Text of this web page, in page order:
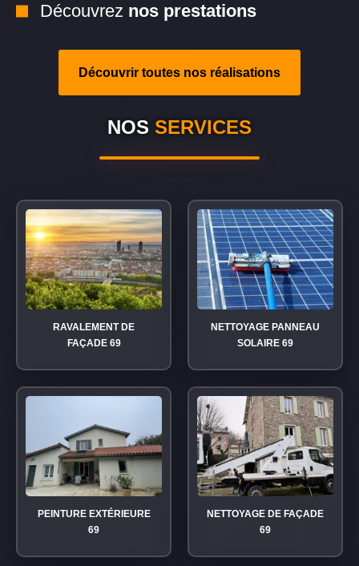
Découvrez nos prestations
Découvrir toutes nos réalisations
NOS SERVICES
RAVALEMENT DE
FAÇADE 69
NETTOYAGE PANNEAU
SOLAIRE 69
PEINTURE EXTÉRIEURE
69
NETTOYAGE DE FAÇADE
69